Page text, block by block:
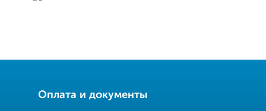
Оплата и документы